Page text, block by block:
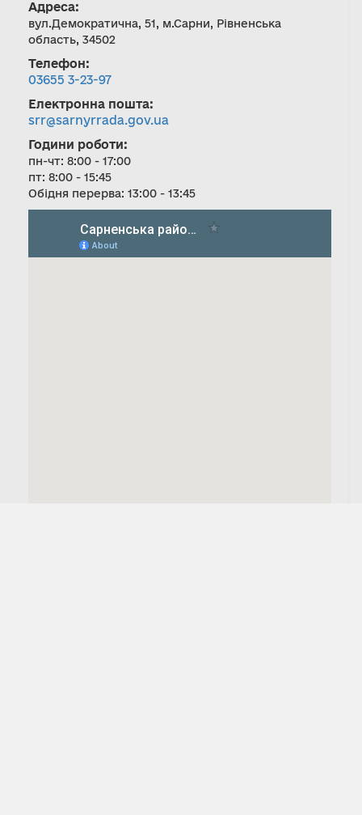
Адреса:
вул.Демократична, 51, м.Сарни, Рівненська
область, 34502
Телефон:
03655 3-23-97
Електронна пошта:
srr@sarnyrrada.gov.ua
Години роботи:
пн-чт: 8:00 - 17:00
пт: 8:00 - 15:45
Обідня перерва: 13:00 - 13:45